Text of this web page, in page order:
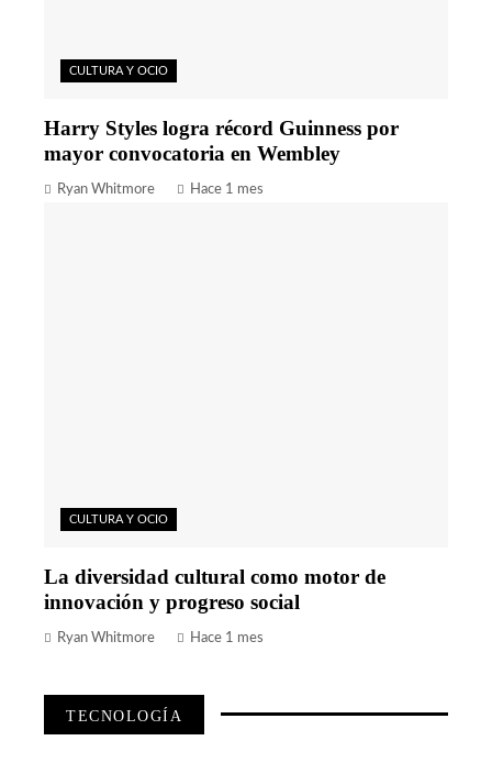
CULTURA Y OCIO
Harry Styles logra récord Guinness por
mayor convocatoria en Wembley
Ryan Whitmore Hace 1 mes
CULTURA Y OCIO
La diversidad cultural como motor de
innovación y progreso social
Ryan Whitmore Hace 1 mes
TECNOLOGÍA